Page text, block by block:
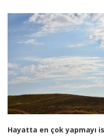
Hayatta en çok yapmayı